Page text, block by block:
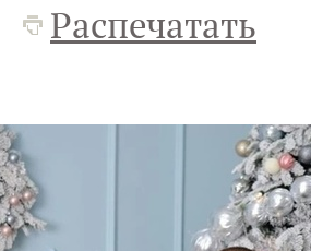
Распечатать